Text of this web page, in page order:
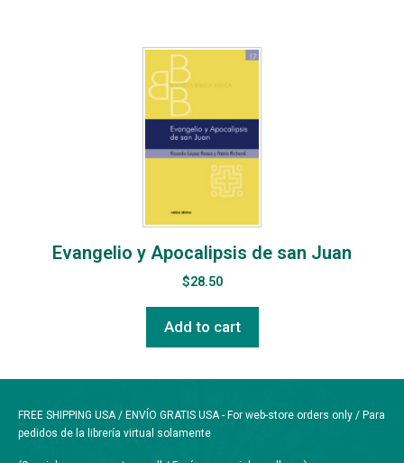
Evangelio y Apocalipsis de san Juan
$28.50
Add to cart
FREE SHIPPING USA / ENVÍO GRATIS USA - For web-store orders only / Para
pedidos de la librería virtual solamente